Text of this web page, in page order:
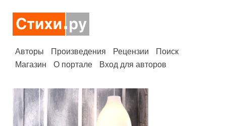
Авторы Произведения Рецензии
Поиск
Магазин
О портале Вход для авторов